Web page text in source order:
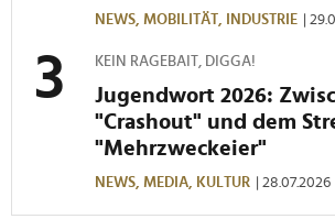
NEWS, MOBILITÄT, INDUSTRIE |
KEIN RAGEBAIT, DIGGA!
Jugendwort 2026:
"Crashout" und dem
"Mehrzweckeier"
NEWS, MEDIA, KULTUR | 28.07.2026